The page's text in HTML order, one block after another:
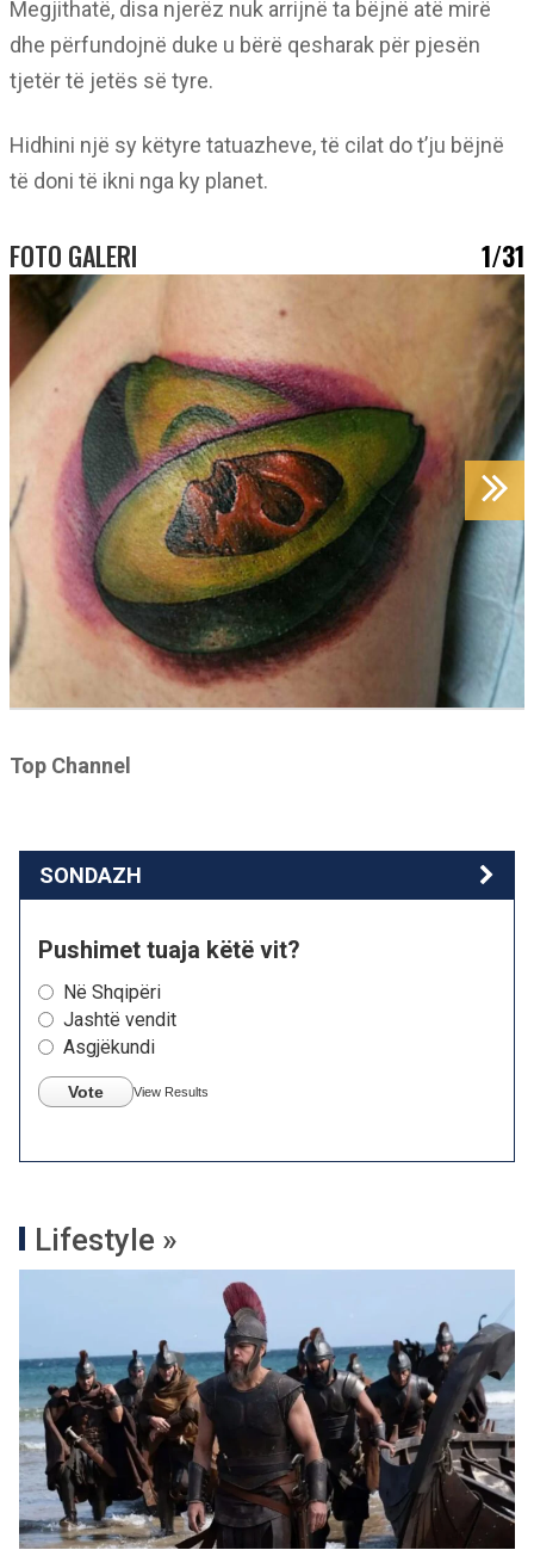
Megjithatë, disa njerëz nuk arrijnë ta bëjnë atë mirë
dhe përfundojnë duke u bërë qesharak për pjesën
tjetër të jetës së tyre.
Hidhini një sy këtyre tatuazheve, të cilat do t’ju bëjnë
të doni të ikni nga ky planet.
FOTO GALERI 1/31
Top Channel
SONDAZH
Pushimet tuaja këtë vit?
Në Shqipëri
Jashtë vendit
Asgjëkundi
Vote View Results
Lifestyle »